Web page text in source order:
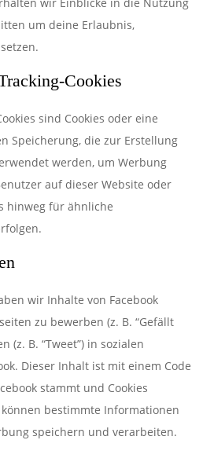
um deine Erlaubnis,
Cookies
sind Cookies oder eine
Speicherung, die zur Erstellung
werden, um Werbung
auf dieser Website oder
hinweg für ähnliche
wir Inhalte von Facebook
zu bewerben (z. B. “Gefällt
(z. B. “Tweet”) in sozialen
Dieser Inhalt ist mit einem Code
stammt und Cookies
bestimmte Informationen
speichern und verarbeiten.